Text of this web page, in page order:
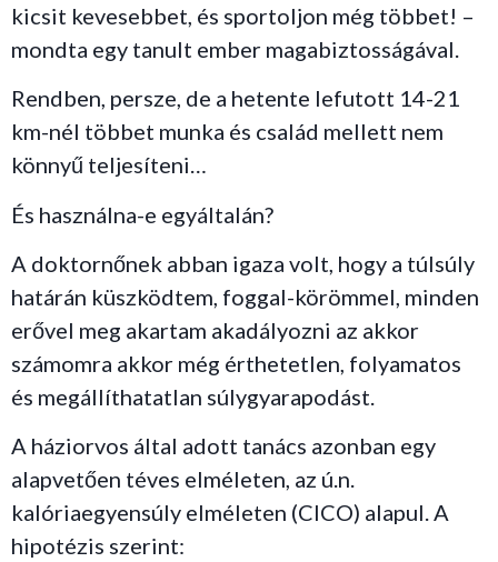
kicsit kevesebbet, és sportoljon még többet! –
mondta egy tanult ember magabiztosságával.
Rendben, persze, de a hetente lefutott 14-21
km-nél többet munka és család mellett nem
könnyű teljesíteni…
És használna-e egyáltalán?
A doktornőnek abban igaza volt, hogy a túlsúly
határán küszködtem, foggal-körömmel, minden
erővel meg akartam akadályozni az akkor
számomra akkor még érthetetlen, folyamatos
és megállíthatatlan súlygyarapodást.
A háziorvos által adott tanács azonban egy
alapvetően téves elméleten, az ú.n.
kalóriaegyensúly elméleten (CICO) alapul. A
hipotézis szerint: